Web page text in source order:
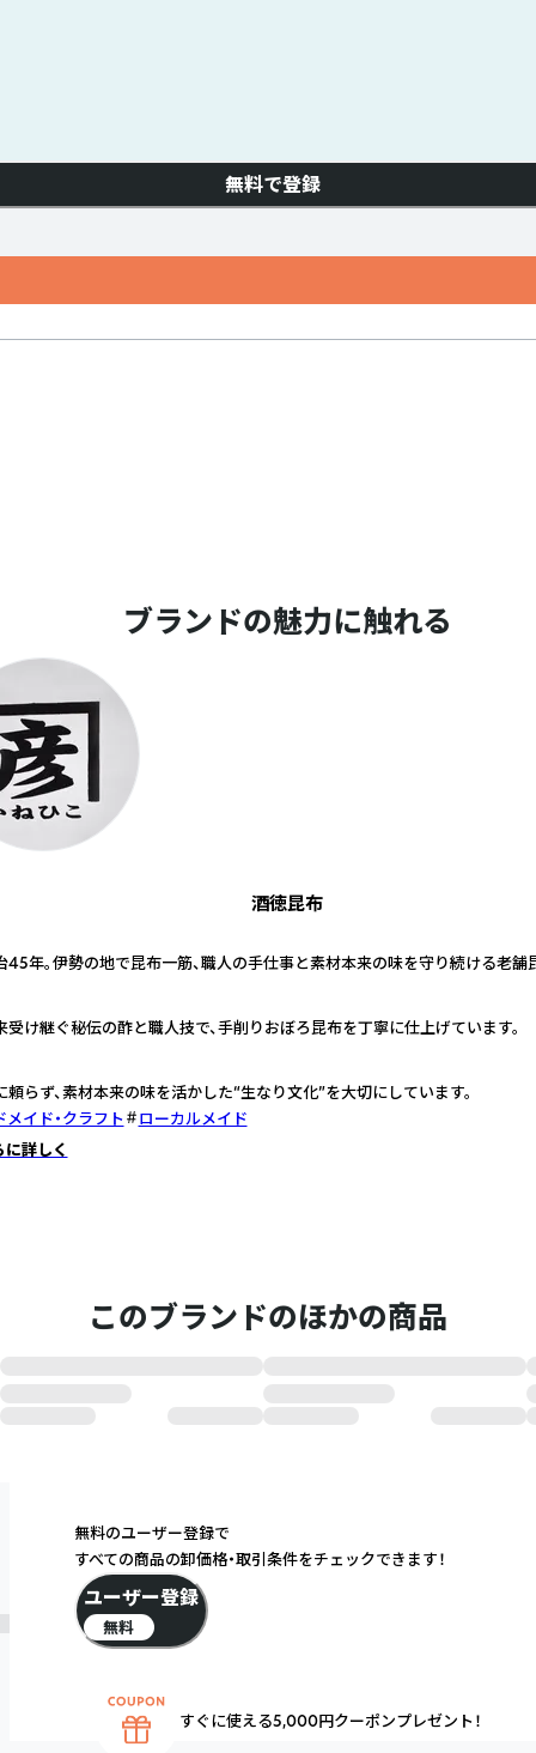
無料で登録
ブランドの魅力に触れる
酒徳昆布
45年。伊勢の地で昆布一筋、職人の手仕事と素材本来の味を守り続ける老舗
受け継ぐ秘伝の酢と職人技で、手削りおぼろ昆布を丁寧に仕上げています。
頼らず、素材本来の味を活かした“生なり文化”を大切にしています。
メイド・クラフト
ローカルメイド
に詳しく
このブランドのほかの商品
無料のユーザー登録で
すべての商品の卸価格・取引条件をチェックできます！
ユーザー登録
無料
すぐに使える5,000円クーポンプレゼント！